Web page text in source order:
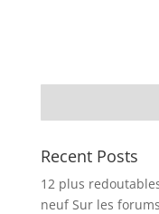
Recent Posts
12 plus
neuf Sur les